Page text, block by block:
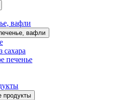
вафли
вафли
сахара
печенье
продукты